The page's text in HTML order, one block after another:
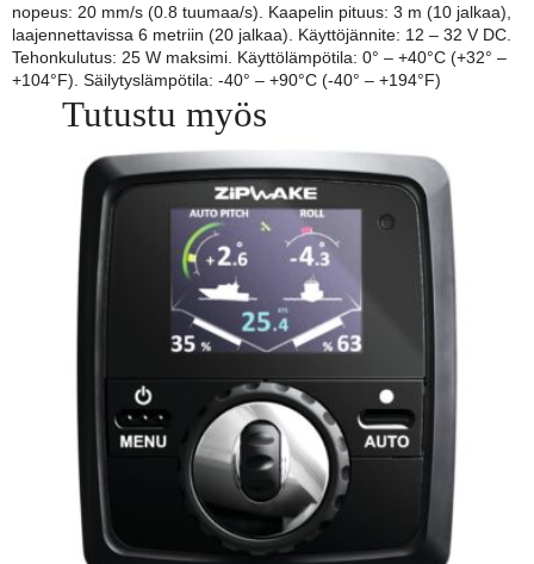
nopeus: 20 mm/s (0.8 tuumaa/s). Kaapelin pituus: 3 m (10 jalkaa),
laajennettavissa 6 metriin (20 jalkaa). Käyttöjännite: 12 – 32 V DC.
Tehonkulutus: 25 W maksimi. Käyttölämpötila: 0° – +40°C (+32° –
+104°F). Säilytyslämpötila: -40° – +90°C (-40° – +194°F)
Tutustu myös